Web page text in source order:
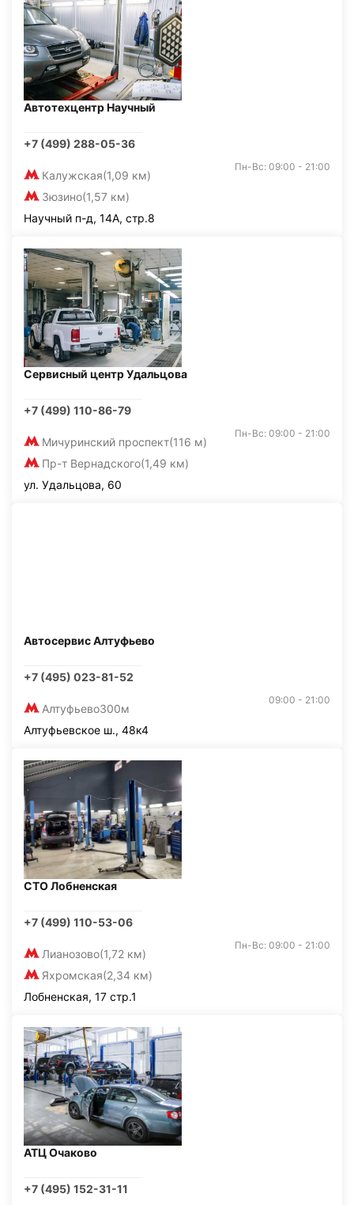
Автотехцентр Научный
+7 (499) 288-05-36
Калужская(1,09 км)
Зюзино(1,57 км)
Пн-Вс: 09:00 - 21:00
Научный п-д, 14А, стр.8
Сервисный центр Удальцова
+7 (499) 110-86-79
Мичуринский проспект(116 м)
Пр-т Вернадского(1,49 км)
Пн-Вс: 09:00 - 21:00
ул. Удальцова, 60
Автосервис Алтуфьево
+7 (495) 023-81-52
Алтуфьево300м
09:00 - 21:00
Алтуфьевское ш., 48к4
СТО Лобненская
+7 (499) 110-53-06
Лианозово(1,72 км)
Яхромская(2,34 км)
Пн-Вс: 09:00 - 21:00
Лобненская, 17 стр.1
АТЦ Очаково
+7 (495) 152-31-11